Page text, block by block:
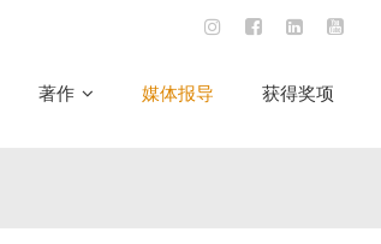
著作 媒体报导 获得奖项